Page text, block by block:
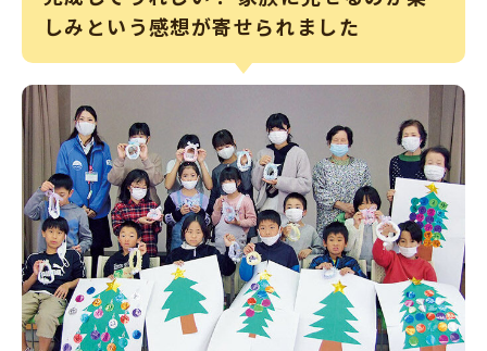
しみという感想が寄せられました